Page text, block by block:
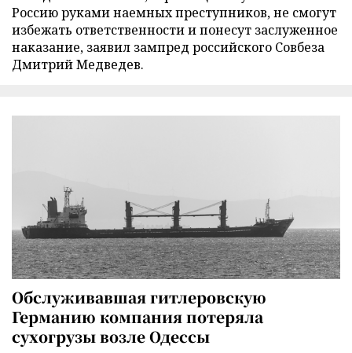
Россию руками наемных преступников, не смогут
избежать ответственности и понесут заслуженное
наказание, заявил зампред российского Совбеза
Дмитрий Медведев.
Обслуживавшая гитлеровскую
Германию компания потеряла
сухогрузы возле Одессы